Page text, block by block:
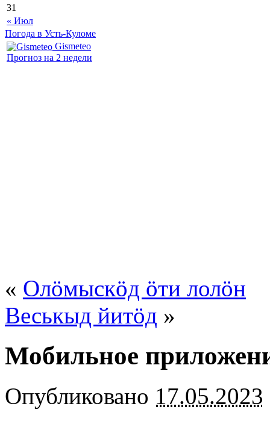
« Июл
31
Погода в Усть-Куломе
Gismeteo
Прогноз на 2 недели
« Олöмыскöд öти лолöн
Веськыд йитöд »
Мобильное
Опубликовано 17.05.2023